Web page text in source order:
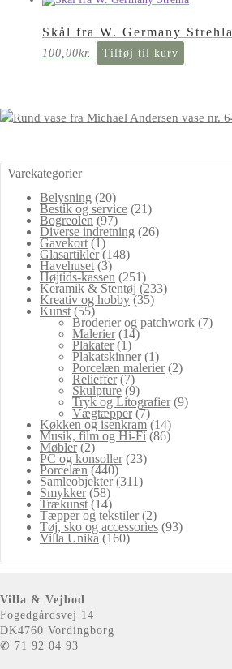
Skål fra W. Germany Strehla
100,00kr. Tilføj til kurv
Varekategorier
Belysning (20)
Bestik og service (21)
Bogreolen (97)
Diverse indretning (26)
Gavekort (1)
Glasartikler (148)
Havehuset (3)
Højtids-kassen (251)
Keramik & Stentøj (233)
Kreativ og hobby (35)
Kunst (55)
Broderier og patchwork (7)
Malerier (14)
Plakater (1)
Plakatskinner (1)
Porcelæn malerier (2)
Relieffer (7)
Skulpture (9)
Tryk og Litografier (9)
Vægtæpper (7)
Køkken og isenkram (14)
Musik, film og Hi-Fi (86)
Møbler (2)
PC og konsoller (23)
Porcelæn (440)
Samleobjekter (311)
Smykker (58)
Trækunst (14)
Tæpper og tekstiler (2)
Tøj, sko og accessories (93)
Villa Unika (160)
Villa & Vejbod
Fogedgårdsvej 14
DK4760 Vordingborg
✆ 71 92 04 93